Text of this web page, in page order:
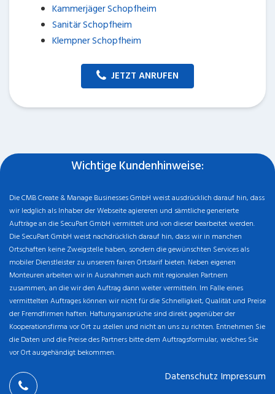
Kammerjäger Schopfheim
Sanitär Schopfheim
Klempner Schopfheim
JETZT ANRUFEN
Wichtige Kundenhinweise:
Die CMB Create & Manage Businesses GmbH weist ausdrücklich darauf hin, dass
wir ledglich als Inhaber der Webseite agiereren und sämtliche generierte
Aufträge an die SecuPart GmbH vermittelt und von dieser bearbeitet werden.
Die SecuPart GmbH weist nachdrücklich darauf hin, dass wir in manchen
Ortschaften keine Zweigstelle haben, sondern die gewünschten Services als
mobiler Dienstleister zu unserem fairen Ortstarif bieten. Neben eigenen
Monteuren arbeiten wir in Ausnahmen auch mit regionalen Partnern
zusammen, an die wir den Auftrag dann weiter vermitteln. Im Falle eines
vermittelten Auftrages können wir nicht für die Schnelligkeit, Qualität und Preise
der Fremdfirmen haften. Haftungsansprüche sind direkt gegenüber der
Kooperationsfirma vor Ort zu stellen und nicht an uns zu richten. Entnehmen Sie
die Daten und die Preise des Partners bitte dem Auftragsformular, welches Sie
vor Ort ausgehändigt bekommen.
Datenschutz Impressum